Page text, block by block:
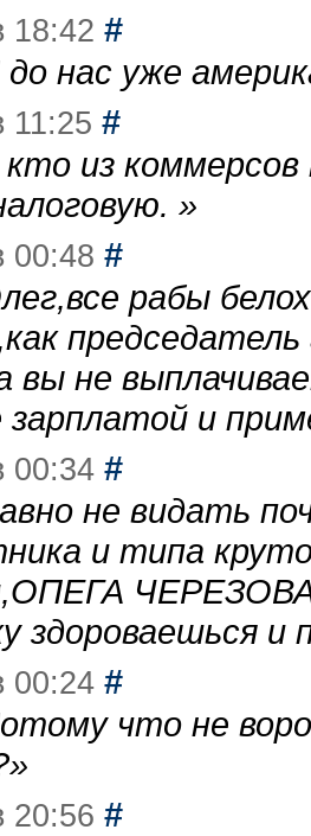
18:42 #
нас уже
11:25 #
из
»
00:48 #
рабы
вы не
зарплатой и
00:34 #
не видать
и типа
здороваешься
00:24 #
что не
»
20:56 #